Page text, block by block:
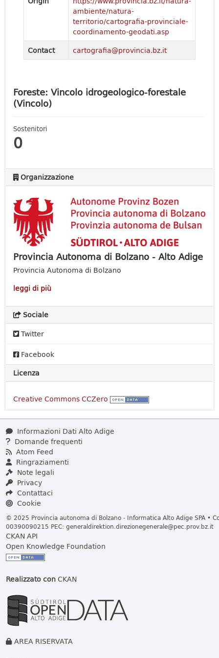
Foreste: Vincolo idrogeologico-forestale
(Vincolo)
Sostenitori
0
Organizzazione
Provincia Autonoma di Bolzano - Alto Adige
Provincia Autonoma di Bolzano
leggi di più
Sociale
Twitter
Facebook
Licenza
Creative Commons CCZero
ambiente/natura-
territorio/cartografia-provinciale-
coordinamento-geodati.asp
Contact
cartografia@provincia.bz.it
Informazioni Dati Alto Adige
Domande frequenti
Atom Feed
Ringraziamenti
Note legali
Privacy
Contattaci
Cookie
© 2025 Provincia autonoma di Bolzano - Informatica Alto Adige SPA •
00390090215 PEC: generaldirektion.direzionegenerale@pec.prov.bz.it
CKAN API
Open Knowledge Foundation
Realizzato conCKAN
AREA RISERVATA